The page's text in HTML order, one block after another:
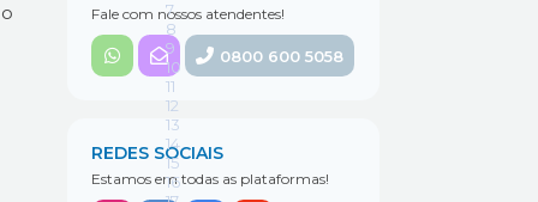
Fale com nossos atendentes!
0800 600 5058
REDES SOCIAIS
Estamos em todas as plataformas!